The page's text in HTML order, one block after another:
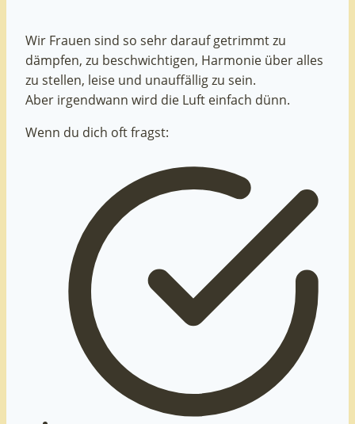
Wir Frauen sind so sehr darauf getrimmt zu
dämpfen, zu beschwichtigen, Harmonie über alles
zu stellen, leise und unauffällig zu sein.
Aber irgendwann wird die Luft einfach dünn.
Wenn du dich oft fragst: